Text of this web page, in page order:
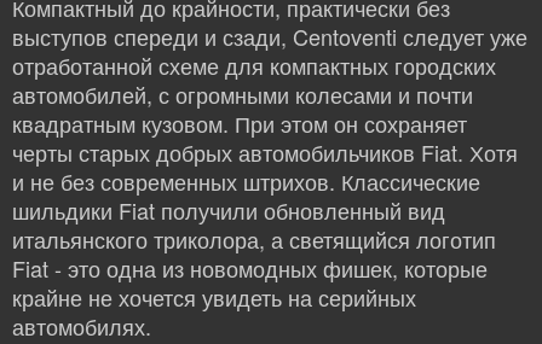
Компактный до крайности, практически без
выступов спереди и сзади, Centoventi следует уже
отработанной схеме для компактных городских
автомобилей, с огромными колесами и почти
квадратным кузовом. При этом он сохраняет
черты старых добрых автомобильчиков Fiat. Хотя
и не без современных штрихов. Классические
шильдики Fiat получили обновленный вид
итальянского триколора, а светящийся логотип
Fiat - это одна из новомодных фишек, которые
крайне не хочется увидеть на серийных
автомобилях.